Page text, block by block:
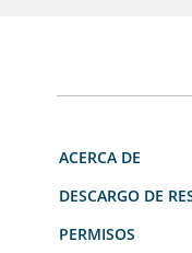
ACERCA DE
DESCARGO DE
PERMISOS